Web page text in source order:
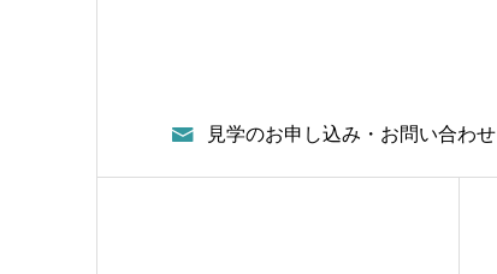
見学のお申し込み・お問い合わせ